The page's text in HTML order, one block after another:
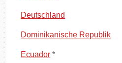
Deutschland
Dominikanische Republik
Ecuador *